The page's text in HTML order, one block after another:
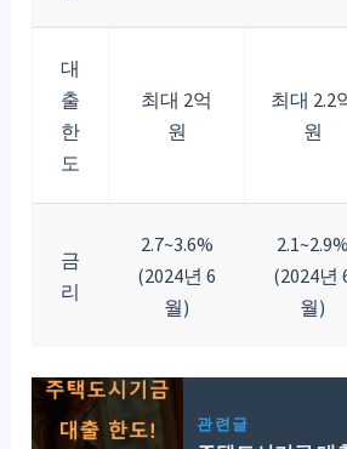
대
출
한
도
최대 2억
원
최대 2.2
원
금
리
2.7~3.6%
(2024년 6
월)
2.1~2.9%
(2024년
월)
관련글